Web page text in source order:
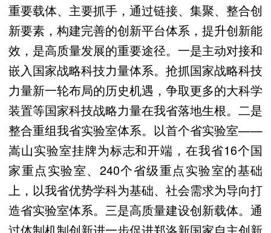
重要载体、主要抓手，通过链接、集聚、整合创
新要素，构建完善的创新平台体系，提升创新能
效，是高质量发展的重要途径。一是主动对接和
嵌入国家战略科技力量体系。抢抓国家战略科技
力量新一轮布局的历史机遇，争取更多的大科学
装置等国家科技战略力量在我省落地生根。二是
整合重组我省实验室体系。以首个省实验室——
嵩山实验室挂牌为标志和开端，在我省16个国
家重点实验室、240个省级重点实验室的基础
上，以我省优势学科为基础、社会需求为导向打
造省实验室体系。三是高质量建设创新载体。通